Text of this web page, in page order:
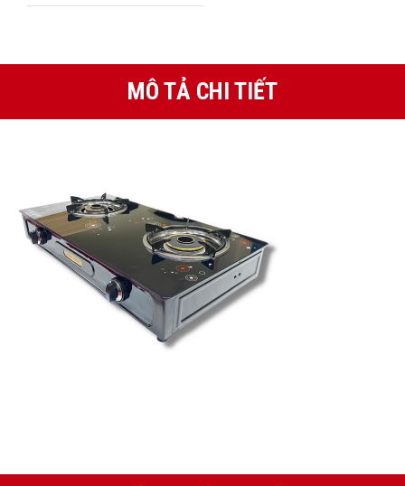
MÔ TẢ CHI TIẾT